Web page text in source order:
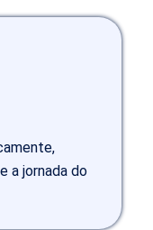
a jornada do